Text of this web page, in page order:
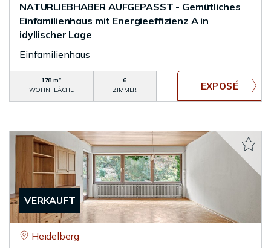
NATURLIEBHABER AUFGEPASST - Gemütliches
Einfamilienhaus mit Energieeffizienz A in
idyllischer Lage
Einfamilienhaus
178 m²
WOHNFLÄCHE
6
ZIMMER
VERKAUFT
Heidelberg